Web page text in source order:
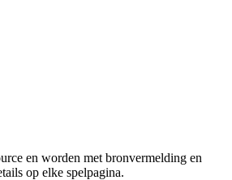
en worden met bronvermelding en
op elke spelpagina.